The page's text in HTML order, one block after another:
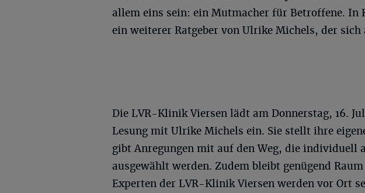
allem eins sein: ein Mutmacher für Betroffene. In
ein weiterer Ratgeber von Ulrike Michels, der sich
Die LVR-Klinik Viersen lädt am Donnerstag, 16.
Lesung mit Ulrike Michels ein. Sie stellt ihre
gibt Anregungen mit auf den Weg, die individuell
ausgewählt werden. Zudem bleibt genügend
Experten der LVR-Klinik Viersen werden vor Ort